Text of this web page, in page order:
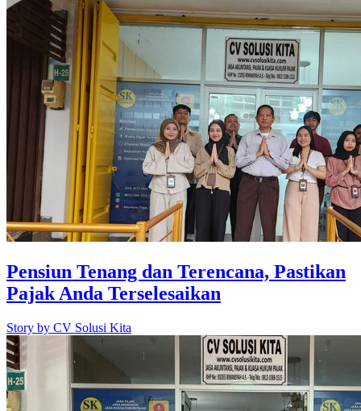
Pensiun Tenang dan Terencana, Pastikan
Pajak Anda Terselesaikan
Story by CV Solusi Kita